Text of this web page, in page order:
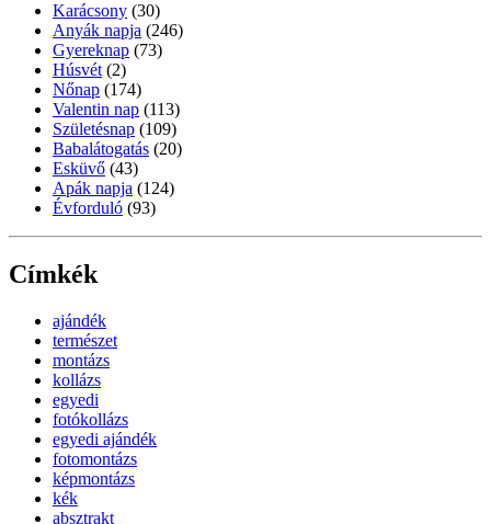
Karácsony (30)
Anyák napja (246)
Gyereknap (73)
Húsvét (2)
Nőnap (174)
Valentin nap (113)
Születésnap (109)
Babalátogatás (20)
Esküvő (43)
Apák napja (124)
Évforduló (93)
Címkék
ajándék
természet
montázs
kollázs
egyedi
fotókollázs
egyedi ajándék
fotomontázs
képmontázs
kék
absztrakt